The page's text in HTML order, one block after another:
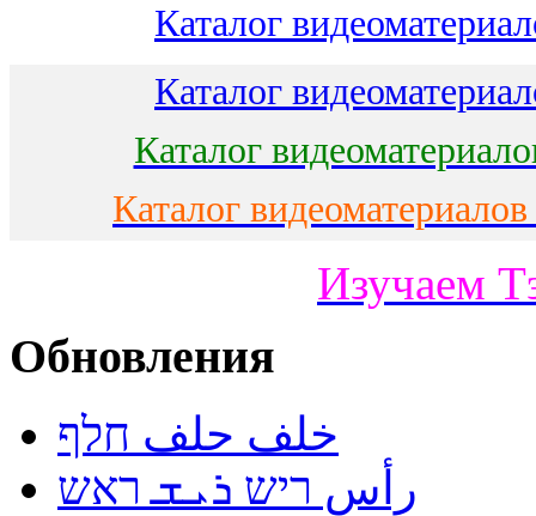
Каталог
Каталог
Каталог
Каталог
Изучаем
Обновления
خلف حلف חלף
رأس ריש ܪܝܫ ראש